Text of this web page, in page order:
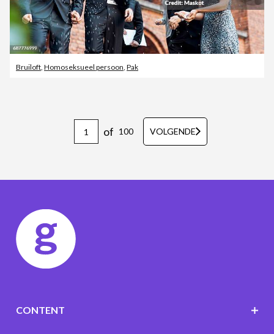
Bruiloft, Homoseksueel persoon, Pak
of 100 VOLGENDE
CONTENT